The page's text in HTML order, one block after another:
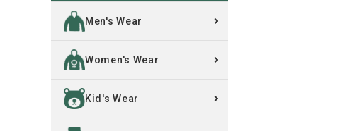
Men's Wear
Women's Wear
Kid's Wear